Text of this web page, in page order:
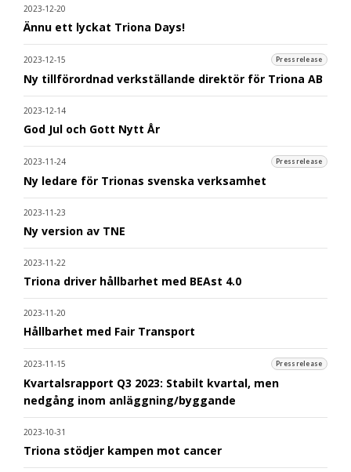
2023-12-20
Ännu ett lyckat Triona Days!
2023-12-15 Pressrelease
Ny tillförordnad verkställande direktör för Triona AB
2023-12-14
God Jul och Gott Nytt År
2023-11-24 Pressrelease
Ny ledare för Trionas svenska verksamhet
2023-11-23
Ny version av TNE
2023-11-22
Triona driver hållbarhet med BEAst 4.0
2023-11-20
Hållbarhet med Fair Transport
2023-11-15 Pressrelease
Kvartalsrapport Q3 2023: Stabilt kvartal, men
nedgång inom anläggning/byggande
2023-10-31
Triona stödjer kampen mot cancer